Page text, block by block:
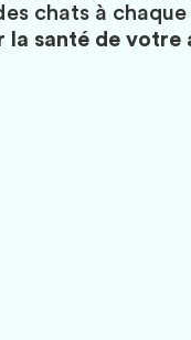
chats à
santé de votre